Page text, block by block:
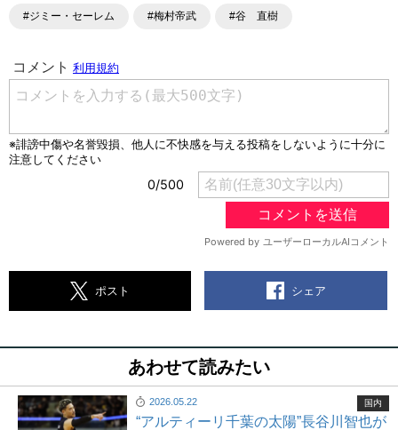
#ジミー・セーレム #梅村帝武 #谷 直樹
ポスト シェア
あわせて読みたい
2026.05.22
“アルティーリ千葉の太陽”長谷川智也が
国内